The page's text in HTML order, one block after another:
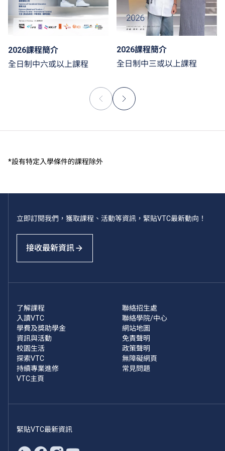
2026課程簡介
全日制中六或以上課程
2026課程簡介
全日制中三或以上課程
*設有特定入學條件的課程除外
立即訂閱我們，獲取課程、活動等資訊，緊貼VTC最新動向！
接收最新資訊
了解課程
入讀VTC
學費及獎助學金
資訊與活動
校園生活
探索VTC
持續專業進修
VTC主頁
聯絡招生處
聯絡學院/中心
網站地圖
免責聲明
政策聲明
無障礙網頁
常見問題
緊貼VTC最新資訊